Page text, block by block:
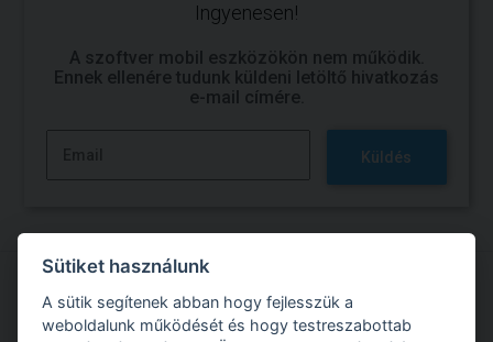
Ingyenesen!
A szoftver mobil eszközökön nem működik.
Ennek ellenére tudunk küldeni letöltő hivatkozás
e-mail címére.
Küldés
Próbálja ki a GEO5 szoftverrel való munkát
Sütiket használunk
A sütik segítenek abban hogy fejlesszük a
weboldalunk működését és hogy testreszabottab